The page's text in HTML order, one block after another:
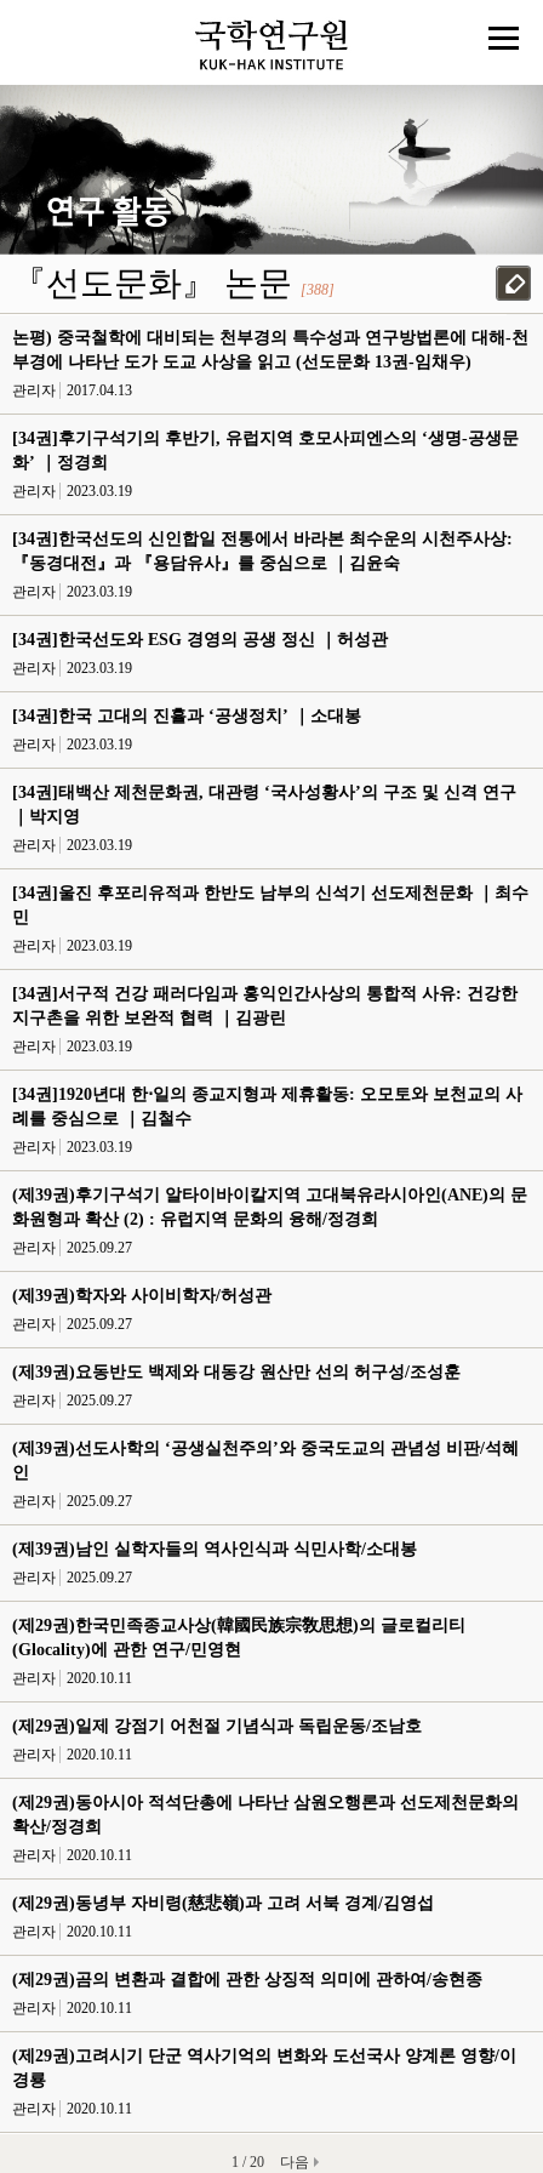
『선도문화』 논문 [388]
논평) 중국철학에 대비되는 천부경의 특수성과 연구방법론에 대해-천
부경에 나타난 도가 도교 사상을 읽고 (선도문화 13권-임채우)
관리자 2017.04.13
[34권]후기구석기의 후반기, 유럽지역 호모사피엔스의 ‘생명-공생문
화’ ｜정경희
관리자 2023.03.19
[34권]한국선도의 신인합일 전통에서 바라본 최수운의 시천주사상:
『동경대전』과 『용담유사』를 중심으로 ｜김윤숙
관리자 2023.03.19
[34권]한국선도와 ESG 경영의 공생 정신 ｜허성관
관리자 2023.03.19
[34권]한국 고대의 진휼과 ‘공생정치’ ｜소대봉
관리자 2023.03.19
[34권]태백산 제천문화권, 대관령 ‘국사성황사’의 구조 및 신격 연구
｜박지영
관리자 2023.03.19
[34권]울진 후포리유적과 한반도 남부의 신석기 선도제천문화 ｜최수
민
관리자 2023.03.19
[34권]서구적 건강 패러다임과 홍익인간사상의 통합적 사유: 건강한
지구촌을 위한 보완적 협력 ｜김광린
관리자 2023.03.19
[34권]1920년대 한⋅일의 종교지형과 제휴활동: 오모토와 보천교의 사
례를 중심으로 ｜김철수
관리자 2023.03.19
(제39권)후기구석기 알타이바이칼지역 고대북유라시아인(ANE)의 문
화원형과 확산 (2) : 유럽지역 문화의 융해/정경희
관리자 2025.09.27
(제39권)학자와 사이비학자/허성관
관리자 2025.09.27
(제39권)요동반도 백제와 대동강 원산만 선의 허구성/조성훈
관리자 2025.09.27
(제39권)선도사학의 ‘공생실천주의’와 중국도교의 관념성 비판/석혜
인
관리자 2025.09.27
(제39권)남인 실학자들의 역사인식과 식민사학/소대봉
관리자 2025.09.27
(제29권)한국민족종교사상(韓國民族宗敎思想)의 글로컬리티
(Glocality)에 관한 연구/민영현
관리자 2020.10.11
(제29권)일제 강점기 어천절 기념식과 독립운동/조남호
관리자 2020.10.11
(제29권)동아시아 적석단총에 나타난 삼원오행론과 선도제천문화의
확산/정경희
관리자 2020.10.11
(제29권)동녕부 자비령(慈悲嶺)과 고려 서북 경계/김영섭
관리자 2020.10.11
(제29권)곰의 변환과 결합에 관한 상징적 의미에 관하여/송현종
관리자 2020.10.11
(제29권)고려시기 단군 역사기억의 변화와 도선국사 양계론 영향/이
경룡
관리자 2020.10.11
1 / 20 다음